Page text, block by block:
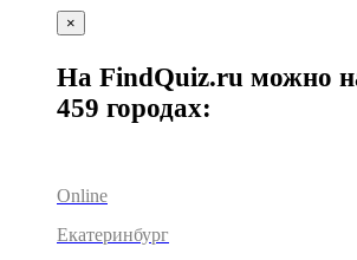
×
На FindQuiz.ru можно
459 городах:
Online
Екатеринбург